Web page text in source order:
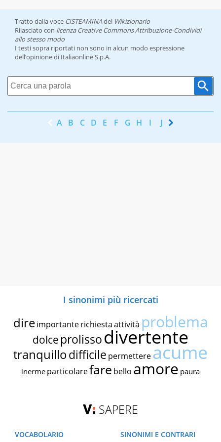
Tratto dalla voce CISTEAMINAdel Wikizionario
Rilasciato con licenza Creative Commons Attribuzione-Condividi
allo stesso modo
I testi sopra riportati non sono in alcun modo espressione
dell’opinione di Italiaonline S.p.A.
A B C D E F G H I J K
I sinonimi più ricercati
dire importante richiestaattività problema
dolce prolissodivertente
tranquillodifficile permettereacume
inerme particolarefare bello amore paura
SAPERE
VOCABOLARIO
SINONIMI E CONTRARI